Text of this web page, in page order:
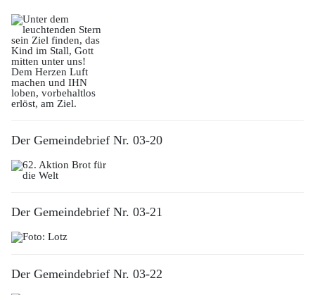
Der Gemeindebrief Nr. 03-20
Der Gemeindebrief Nr. 03-21
Der Gemeindebrief Nr. 03-22